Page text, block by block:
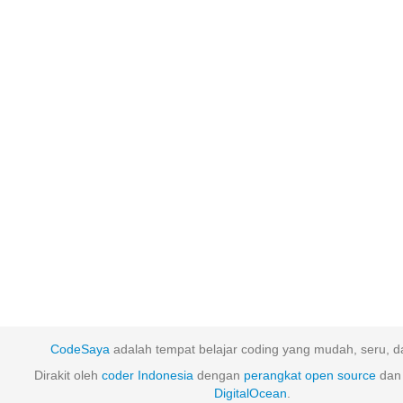
CodeSaya adalah tempat belajar coding yang mudah, seru,
Dirakit oleh coder Indonesia dengan perangkat open source
DigitalOcean